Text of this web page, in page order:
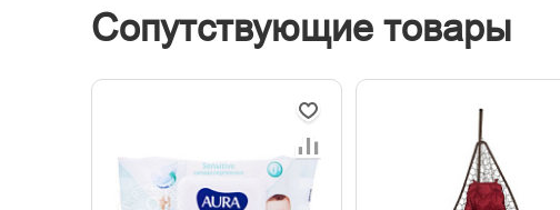
Сопутствующие товары